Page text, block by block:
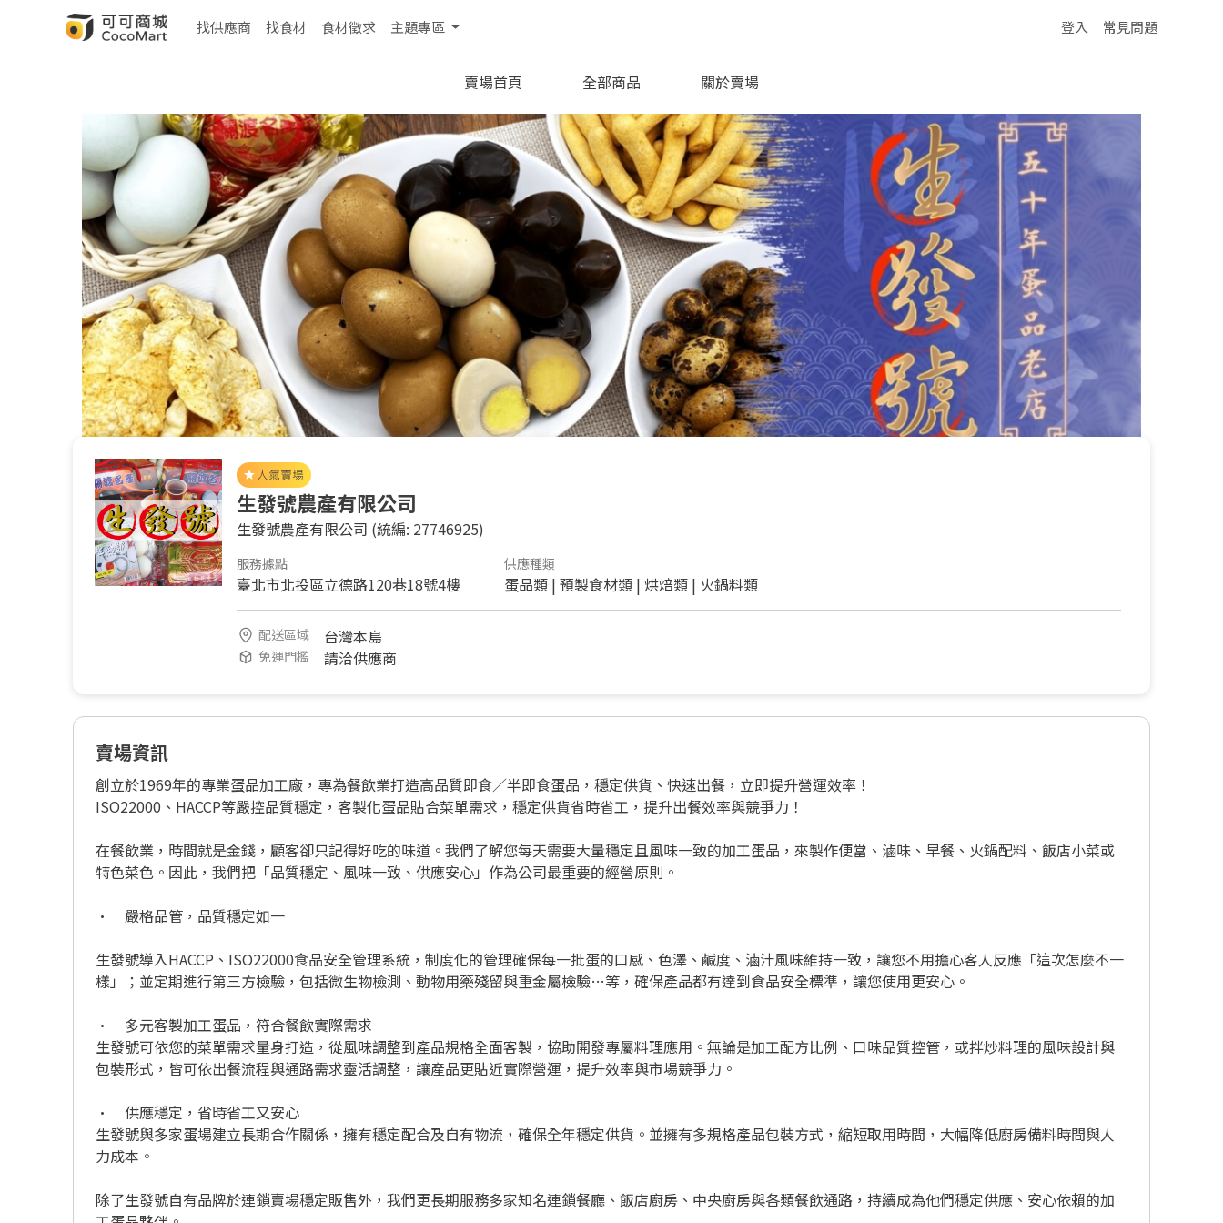
找供應商 找食材 食材徵求 主題專區 登入 常見問題
賣場首頁 全部商品 關於賣場
生發號農產有限公司
生發號農產有限公司 (統編: 27746925)
服務據點
臺北市北投區立德路120巷18號4樓
供應種類
蛋品類 | 預製食材類 | 烘焙類 | 火鍋料類
配送區域 台灣本島
免運門檻 請洽供應商
賣場資訊
創立於1969年的專業蛋品加工廠，專為餐飲業打造高品質即食／半即食蛋品，穩定供貨、快速出餐，立即提升營運效率！
ISO22000、HACCP等嚴控品質穩定，客製化蛋品貼合菜單需求，穩定供貨省時省工，提升出餐效率與競爭力！
在餐飲業，時間就是金錢，顧客卻只記得好吃的味道。我們了解您每天需要大量穩定且風味一致的加工蛋品，來製作便當、滷味、早餐、火鍋配料、飯店小菜或
特色菜色。因此，我們把「品質穩定、風味一致、供應安心」作為公司最重要的經營原則。
•	嚴格品管，品質穩定如一
生發號導入HACCP、ISO22000食品安全管理系統，制度化的管理確保每一批蛋的口感、色澤、鹹度、滷汁風味維持一致，讓您不用擔心客人反應「這次怎麼不一
樣」；並定期進行第三方檢驗，包括微生物檢測、動物用藥殘留與重金屬檢驗…等，確保產品都有達到食品安全標準，讓您使用更安心。
•	多元客製加工蛋品，符合餐飲實際需求
生發號可依您的菜單需求量身打造，從風味調整到產品規格全面客製，協助開發專屬料理應用。無論是加工配方比例、口味品質控管，或拌炒料理的風味設計與
包裝形式，皆可依出餐流程與通路需求靈活調整，讓產品更貼近實際營運，提升效率與市場競爭力。
•	供應穩定，省時省工又安心
生發號與多家蛋場建立長期合作關係，擁有穩定配合及自有物流，確保全年穩定供貨。並擁有多規格產品包裝方式，縮短取用時間，大幅降低廚房備料時間與人
力成本。
除了生發號自有品牌於連鎖賣場穩定販售外，我們更長期服務多家知名連鎖餐廳、飯店廚房、中央廚房與各類餐飲通路，持續成為他們穩定供應、安心依賴的加